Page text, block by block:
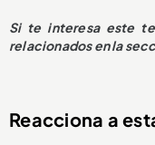
Si te interesa este
relacionados en la
Reacciona a